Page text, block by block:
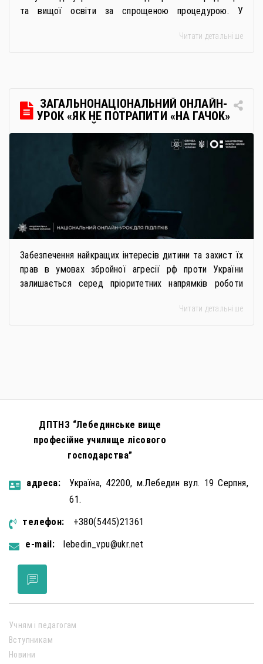
та вищої освіти за спрощеною процедурою. У
дистанційне навчання, що дає можливість здобувати
передбачає: Скористатися цією процедурою […]
Читати детальніше
ЗАГАЛЬНОНАЦІОНАЛЬНИЙ ОНЛАЙН-
УРОК «ЯК НЕ ПОТРАПИТИ «НА ГАЧОК»
Забезпечення найкращих інтересів дитини та захист їх
прав в умовах збройної агресії рф проти України
залишається серед пріоритетних напрямків роботи
застосовується метод використання дітей у
Читати детальніше
ДПТНЗ “Лебединське вище
професійне училище лісового
господарства”
aдресa:
Україна, 42200, м.Лебедин вул. 19 Серпня,
61.
телефон:
+380(5445)21361
e-mail:
lebedin_vpu@ukr.net
Учням і педагогам
Вступникам
Новини